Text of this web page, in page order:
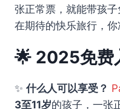
张正常票，就能带孩
在期待的快乐旅行，你
🌟 2025免费
✨ 什么人可以享受？
3至11岁的孩子，一张